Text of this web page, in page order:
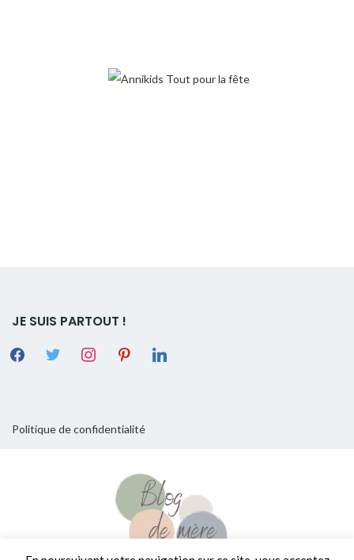
JE SUIS PARTOUT !
Politique de confidentialité